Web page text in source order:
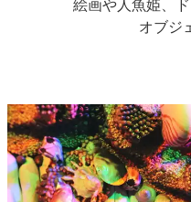
絵画や人魚姫、
オブジ